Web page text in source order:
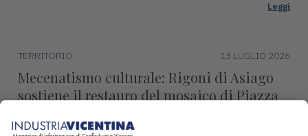
Leggi
TERRITORIO 13 LUGLIO 2026
Mecenatismo culturale: Rigoni di Asiago
sostiene il restauro del mosaico di Piazza